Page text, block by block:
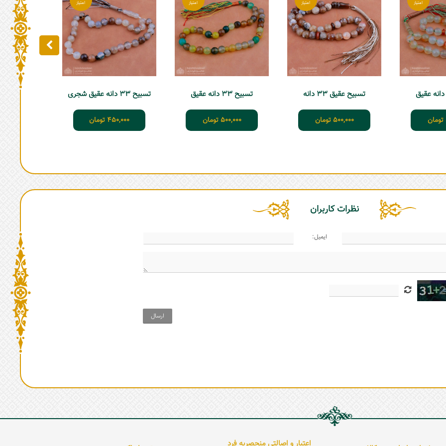
تومان
تسبیح عقیق 33 دانه
500,000تومان
تسبیح 33 دانه عقیق
500,000تومان
تسبیح 33 دانه عقیق شجری
450,000 تومان
نظرات کاربران
ایمیل:
ارسال